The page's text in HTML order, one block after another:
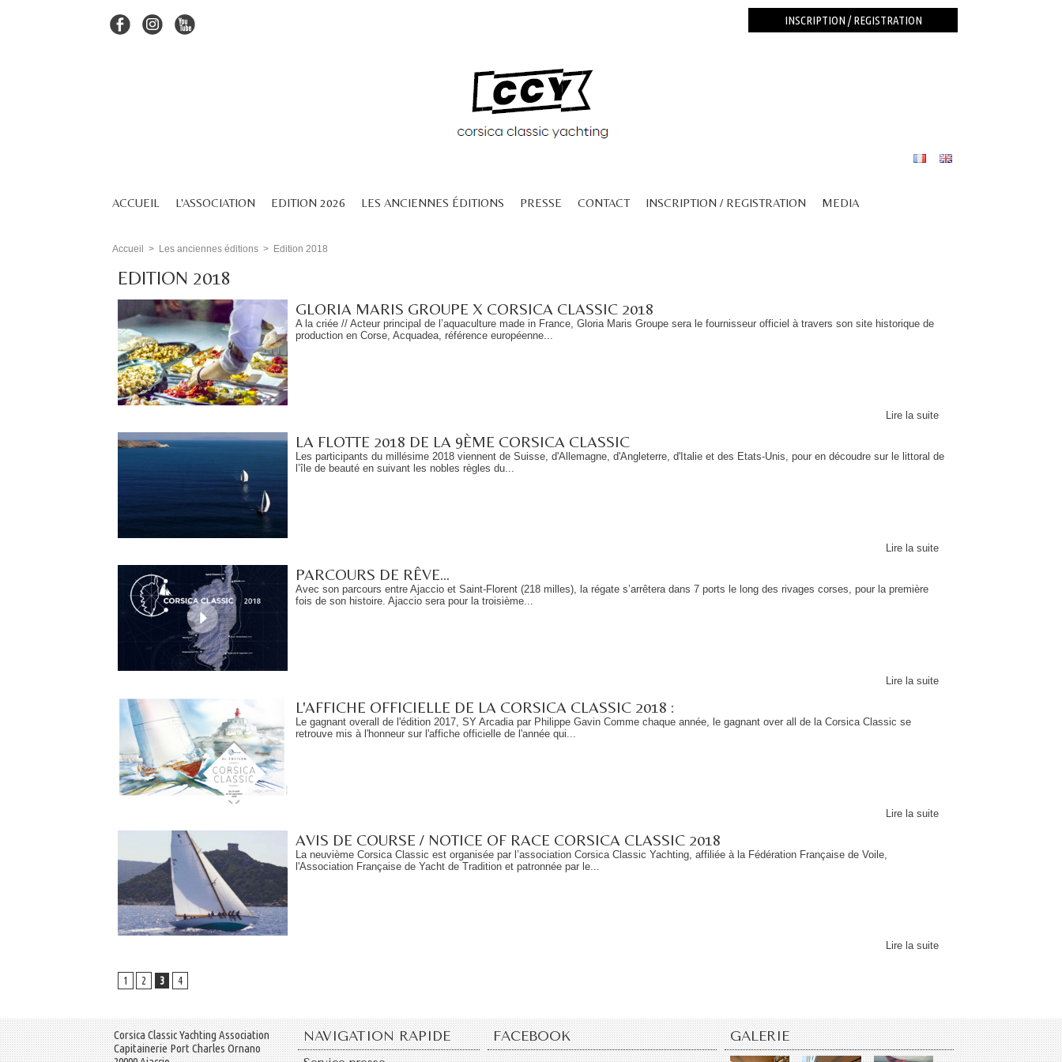
INSCRIPTION / REGISTRATION
ACCUEIL L'ASSOCIATION EDITION 2026 LES ANCIENNES ÉDITIONS PRESSE CONTACT INSCRIPTION / REGISTRATION MEDIA
Accueil > Les anciennes éditions > Edition 2018
EDITION 2018
GLORIA MARIS GROUPE X CORSICA CLASSIC 2018
A la criée // Acteur principal de l’aquaculture made in France, Gloria Maris Groupe sera le fournisseur officiel à travers son site historique de
production en Corse, Acquadea, référence européenne...
Lire la suite
LA FLOTTE 2018 DE LA 9ÈME CORSICA CLASSIC
Les participants du millésime 2018 viennent de Suisse, d'Allemagne, d'Angleterre, d'Italie et des Etats-Unis, pour en découdre sur le littoral de
l’île de beauté en suivant les nobles règles du...
Lire la suite
PARCOURS DE RÊVE...
Avec son parcours entre Ajaccio et Saint-Florent (218 milles), la régate s’arrêtera dans 7 ports le long des rivages corses, pour la première
fois de son histoire. Ajaccio sera pour la troisième...
Lire la suite
L'AFFICHE OFFICIELLE DE LA CORSICA CLASSIC 2018 :
Le gagnant overall de l'édition 2017, SY Arcadia par Philippe Gavin Comme chaque année, le gagnant over all de la Corsica Classic se
retrouve mis à l'honneur sur l'affiche officielle de l'année qui...
Lire la suite
AVIS DE COURSE / NOTICE OF RACE CORSICA CLASSIC 2018
La neuvième Corsica Classic est organisée par l’association Corsica Classic Yachting, affiliée à la Fédération Française de Voile,
l'Association Française de Yacht de Tradition et patronnée par le...
Lire la suite
1 2 3 4
Corsica Classic Yachting Association
Capitainerie Port Charles Ornano
NAVIGATION RAPIDE FACEBOOK GALERIE